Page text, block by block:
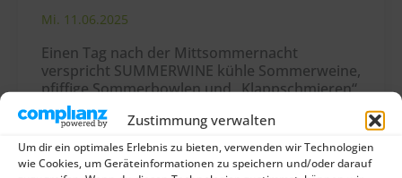
Zustimmung verwalten
Um dir ein optimales Erlebnis zu bieten, verwenden wir Technologien
wie Cookies, um Geräteinformationen zu speichern und/oder darauf
Mi. 11.06.2025
Einen Tag nach der Mittsommernacht
verspricht SUMMERWINE kühle Sommerweine,
pfiffige Sommerbowlen und „Klappschmieren“.
Mal traditionell belegt nach Oma’s Rezept oder
modern und hip.